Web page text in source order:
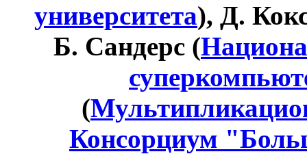
университета), Д.
Б. Сандерс (
(
Консорциум